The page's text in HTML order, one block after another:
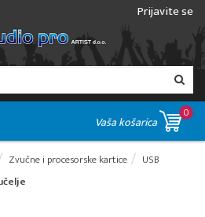
Prijavite se
Vaša košarica
0
Zvučne i procesorske kartice
USB